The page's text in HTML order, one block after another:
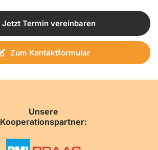
Jetzt Termin vereinbaren
Zum Kontaktformular
Unsere
Kooperationspartner: